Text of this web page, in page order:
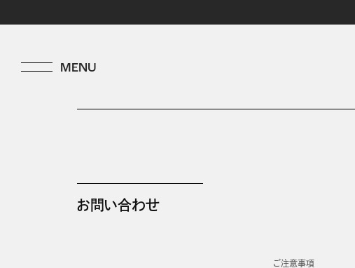
お問い合わせ
ご注意事項